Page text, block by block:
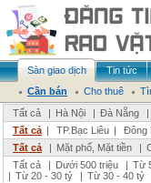
Sàn giao dịch Tin tức
Cần bán
Cho thuê
Tất cả
| Hà Nội | Đà Nẵng |
Tất cả | TP.Bạc Liêu | Đông
Tất cả
| Mặt phố, Mặt tiền |
Tất cả
| Dưới 500 triệu | Từ
| Từ 20 - 30 tỷ | Từ 30 - 40 tỷ